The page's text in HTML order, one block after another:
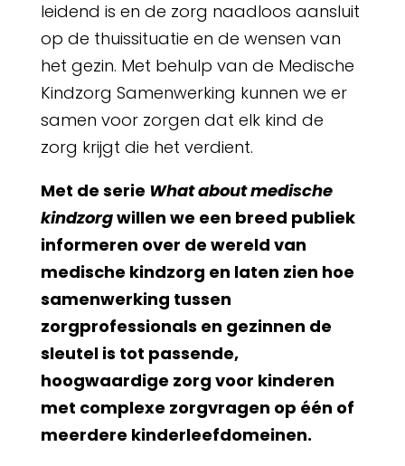
leidend is en de zorg naadloos aansluit
op de thuissituatie en de wensen van
het gezin. Met behulp van de Medische
Kindzorg Samenwerking kunnen we er
samen voor zorgen dat elk kind de
zorg krijgt die het verdient.
Met de serie What about medische
kindzorgwillen we een breed publiek
informeren over de wereld van
medische kindzorg en laten zien hoe
samenwerking tussen
zorgprofessionals en gezinnen de
sleutel is tot passende,
hoogwaardige zorg voor kinderen
met complexe zorgvragen op één of
meerdere kinderleefdomeinen.